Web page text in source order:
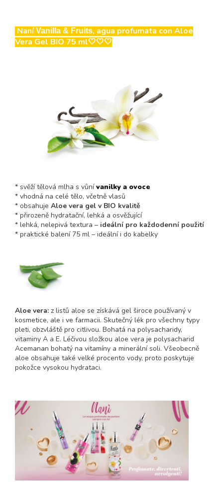
NaníVanilla & Fruits, agua profumata con Aloe
Vera Gel BIO 75 ml🤍🤍🤍
* svěží tělová mlha s vůnívanilky a ovoce
* vhodná na celé tělo, včetně vlasů
* obsahuje Aloe vera gel v BIO kvalitě
* přirozeně hydratační, lehká a osvěžující
* lehká, nelepivá textura – ideální pro každodenní použití
* praktické balení 75 ml – ideální i do kabelky
Aloe vera: z listů aloe se získává gel široce používaný v
kosmetice, ale i ve farmacii. Skutečný lék pro všechny typy
pleti, obzvláště pro citlivou. Bohatá na polysacharidy,
vitaminy A a E. Léčivou složkou aloe vera je polysacharid
Acemanan bohatý na vitamíny a minerální soli. Všeobecně
aloe obsahuje také velké procento vody, proto poskytuje
pokožce vysokou hydrataci.